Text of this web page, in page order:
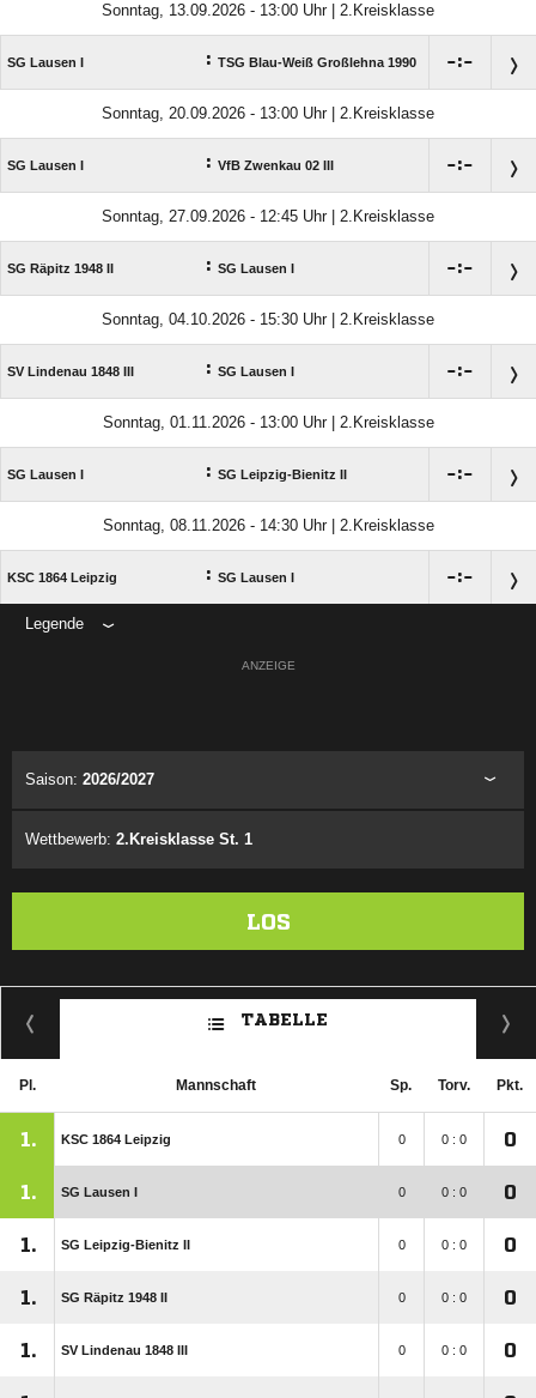
Sonntag, 13.09.2026 - 13:00 Uhr | 2.Kreisklasse
SG Lausen I : TSG Blau-Weiß Großlehna 1990 :
Sonntag, 20.09.2026 - 13:00 Uhr | 2.Kreisklasse
SG Lausen I : VfB Zwenkau 02 III :
Sonntag, 27.09.2026 - 12:45 Uhr | 2.Kreisklasse
SG Räpitz 1948 II : SG Lausen I :
Sonntag, 04.10.2026 - 15:30 Uhr | 2.Kreisklasse
SV Lindenau 1848 III : SG Lausen I :
Sonntag, 01.11.2026 - 13:00 Uhr | 2.Kreisklasse
SG Lausen I : SG Leipzig-Bienitz II :
Sonntag, 08.11.2026 - 14:30 Uhr | 2.Kreisklasse
KSC 1864 Leipzig : SG Lausen I :
Legende
ANZEIGE
Saison: 2026/2027
Wettbewerb: 2.Kreisklasse St. 1
LOS
TABELLE
Pl. Mannschaft Sp. Torv. Pkt.
1. KSC 1864 Leipzig 0 0 : 0 0
1. SG Lausen I 0 0 : 0 0
1. SG Leipzig-Bienitz II 0 0 : 0 0
1. SG Räpitz 1948 II 0 0 : 0 0
1. SV Lindenau 1848 III 0 0 : 0 0